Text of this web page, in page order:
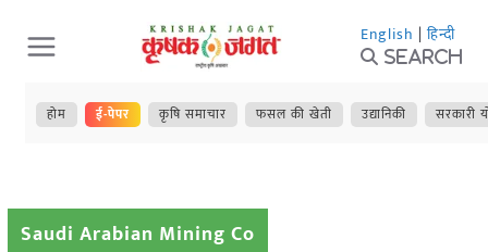
Skip
to
content
English | हिन्दी
Search
होम ई-पेपर कृषि समाचार फसल की खेती उद्यानिकी सरकारी
Saudi Arabian Mining Co